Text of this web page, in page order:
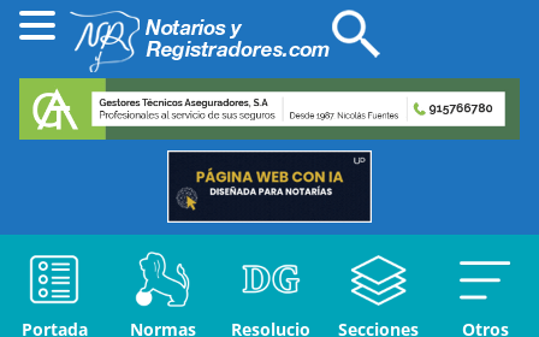
Portada Normas
Resolucio
Secciones Otros